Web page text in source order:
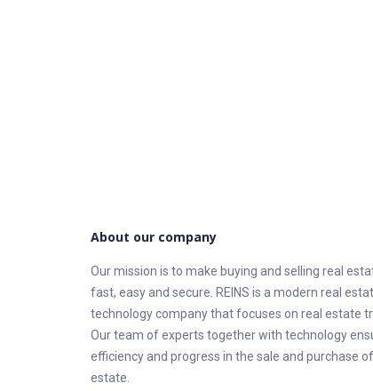
About our company
Our mission is to make buying and selling real
fast, easy and secure. REINS is a modern real
technology company that focuses on real estate
Our team of experts together with technology
efficiency and progress in the sale and purchase of
estate.